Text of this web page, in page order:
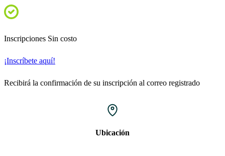
Inscripciones Sin costo
¡Inscríbete aquí!
Recibirá la confirmación de su inscripción al correo registrado
Ubicación